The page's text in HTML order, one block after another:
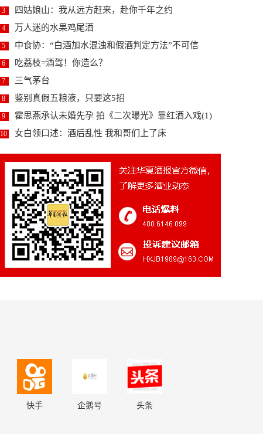
3 四姑娘山：我从远方赶来，赴你千年之约
4 万人迷的水果鸡尾酒
5 中食协：“白酒加水混浊和假酒判定方法”不可信
6 吃荔枝=酒驾！你造么？
7 三气茅台
8 鉴别真假五粮液，只要这5招
9 霍思燕承认未婚先孕 拍《二次曝光》靠红酒入戏(1)
10 女白领口述：酒后乱性 我和哥们上了床
快手 企鹅号 头条